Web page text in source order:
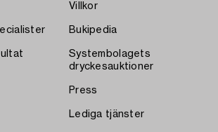
Villkor
Bukipedia
Systembolagets
dryckesauktioner
Press
Lediga tjänster